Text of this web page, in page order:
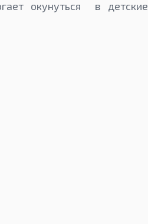
окунуться в детские